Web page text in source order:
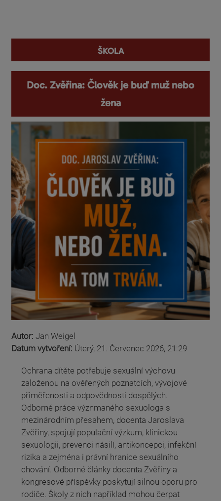
škola
Doc. Zvěřina: Člověk je buď muž nebo
žena
Autor: Jan Weigel
Datum vytvoření: Úterý, 21. Červenec 2026, 21:29
Ochrana dítěte potřebuje sexuální výchovu
založenou na ověřených poznatcích, vývojové
přiměřenosti a odpovědnosti dospělých.
Odborné práce význmaného sexuologa s
mezinárodním přesahem, docenta Jaroslava
Zvěřiny, spojují populační výzkum, klinickou
sexuologii, prevenci násilí, antikoncepci, infekční
rizika a zejména i právní hranice sexuálního
chování. Odborné články docenta Zvěřiny a
kongresové příspěvky poskytují silnou oporu pro
rodiče. Školy z nich například mohou čerpat